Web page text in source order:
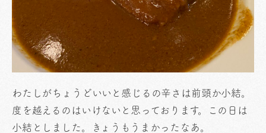
わたしがちょうどいいと感じるの辛さは前頭か小結。
度を越えるのはいけないと思っております。この日は
小結としました。きょうもうまかったなあ。